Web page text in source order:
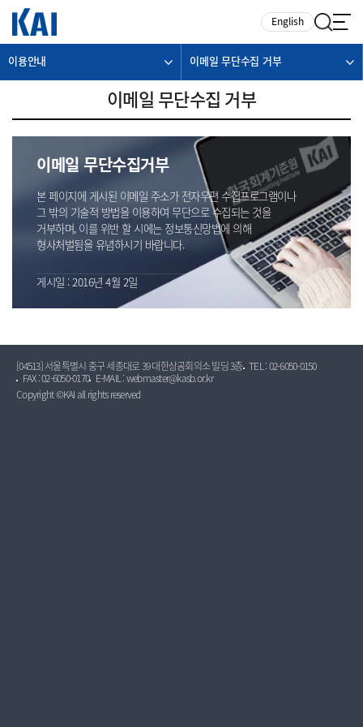
English
이용안내 이메일 무단수집 거부
이메일 무단수집 거부
이메일 무단수집거부
본 페이지에 게시된 이메일 주소가 전자우편 수집프로그램이나
그 밖의 기술적 방법을 이용하여 무단으로 수집되는 것을
거부하며, 이를 위반 할 시에는 정보통신망법에 의해
형사처벌됨을 유념하시기 바랍니다.
게시일 : 2016년 4월 2일
[04513] 서울특별시 중구 세종대로 39 대한상공회의소 빌딩 3층 TEL : 02-6050-0150
FAX : 02-6050-0170
E-MAIL : webmaster@kasb.or.kr
Copyright ©KAI all rights reserved